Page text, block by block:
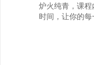
炉火纯青，课
时间，让你的每